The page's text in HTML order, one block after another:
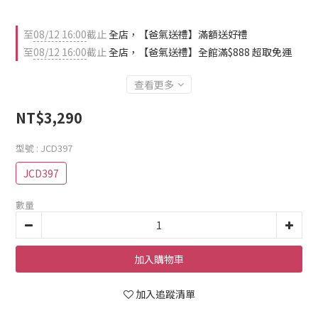
至08/12 16:00截止全店，【爸氣送禮】滿額送好禮
至08/12 16:00截止全店，【爸氣送禮】全館滿$888 超取免運
查看更多
NT$3,290
型號 : JCD397
JCD397
數量
加入購物車
加入追蹤清單